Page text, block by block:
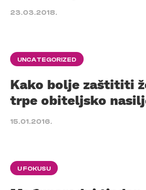
23.03.2018.
UNCATEGORIZED
Kako bolje zaštititi
trpe obiteljsko
15.01.2016.
U FOKUSU